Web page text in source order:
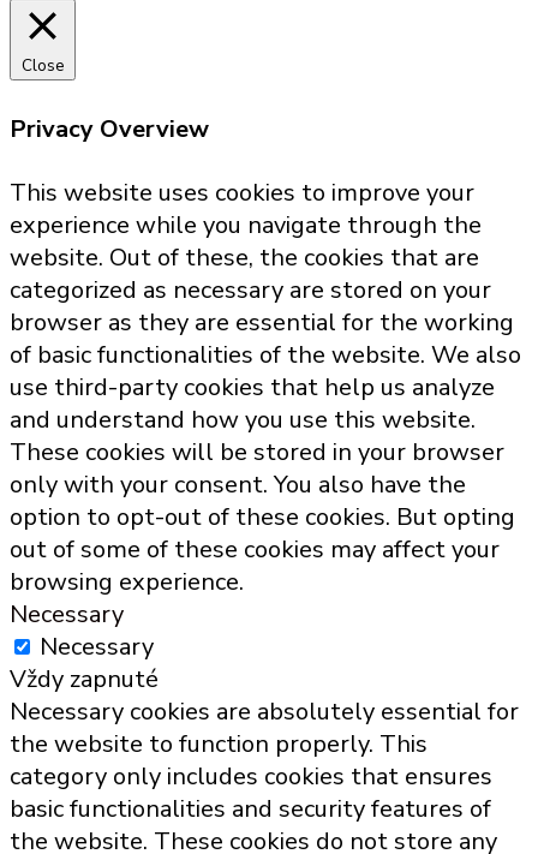
Close
Privacy Overview
This website uses cookies to improve your
experience while you navigate through the
website. Out of these, the cookies that are
categorized as necessary are stored on your
browser as they are essential for the working
of basic functionalities of the website. We also
use third-party cookies that help us analyze
and understand how you use this website.
These cookies will be stored in your browser
only with your consent. You also have the
option to opt-out of these cookies. But opting
out of some of these cookies may affect your
browsing experience.
Necessary
Necessary
Vždy zapnuté
Necessary cookies are absolutely essential for
the website to function properly. This
category only includes cookies that ensures
basic functionalities and security features of
the website. These cookies do not store any